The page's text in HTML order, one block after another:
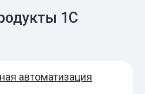
1С
автоматизация